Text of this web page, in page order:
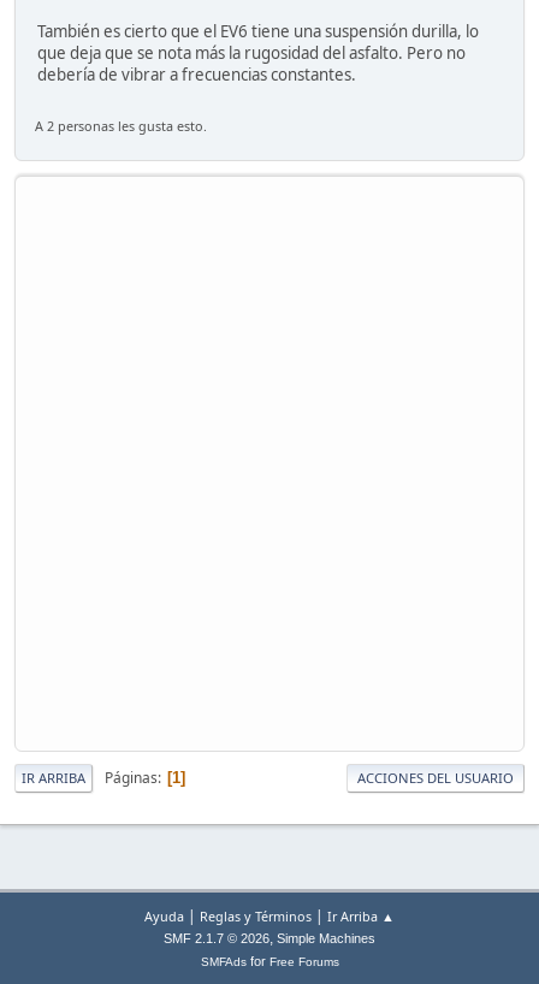
También es cierto que el EV6 tiene una suspensión durilla, lo
que deja que se nota más la rugosidad del asfalto. Pero no
debería de vibrar a frecuencias constantes.
A 2 personas les gusta esto.
IR ARRIBA Páginas 1 ACCIONES DEL USUARIO
Ayuda Reglas y Términos Ir Arriba ▲
SMF 2.1.7 © 2026, Simple Machines
SMFAdsfor Free Forums